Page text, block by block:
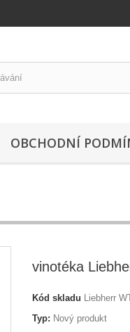
OBCHODNÍ
vinotéka
Kód skladu Liebherr
Typ: Nový produkt